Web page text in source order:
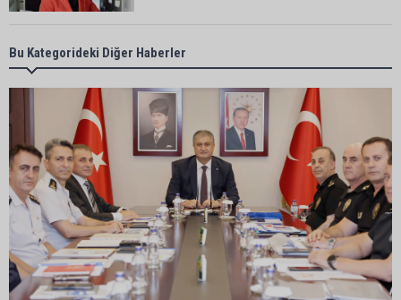
Adana’da taziye evinde silahlı kavga kamerada:
Çok sayıda polis ekibi olay yerine sevk edildi
Adana’da parktaki OED cihazını çalan şüpheli
tutuklandı
Seyhan’da fırın ve pastanelere hijyen denetimi
gerçekleştirildi
Bu Kategorideki Diğer Haberler